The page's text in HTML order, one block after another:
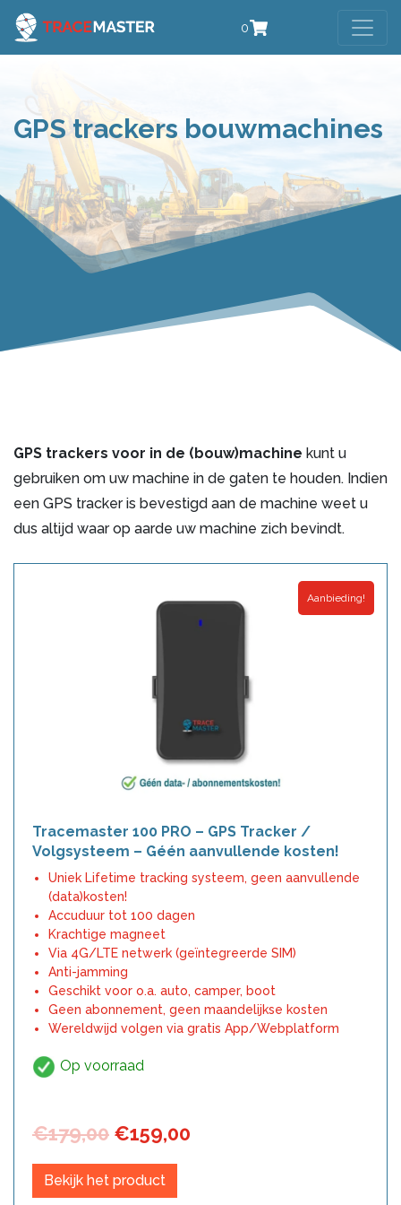
0
GPS trackers bouwmachines
GPS trackers voor in de (bouw)machine kunt u
gebruiken om uw machine in de gaten te houden. Indien
een GPS tracker is bevestigd aan de machine weet u
dus altijd waar op aarde uw machine zich bevindt.
Tracemaster 100 PRO – GPS Tracker /
Volgsysteem – Géén aanvullende kosten!
Uniek Lifetime tracking systeem, geen aanvullende
(data)kosten!
Accuduur tot 100 dagen
Krachtige magneet
Via 4G/LTE netwerk (geïntegreerde SIM)
Anti-jamming
Geschikt voor o.a. auto, camper, boot
Geen abonnement, geen maandelijkse kosten
Wereldwijd volgen via gratis App/Webplatform
Op voorraad
€179,00 Oorspronkelijke
was:
€159,00
Bekijk het product
Aanbieding!